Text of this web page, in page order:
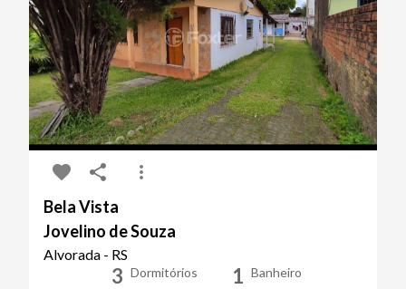
Bela Vista
Jovelino de Souza
Alvorada - RS
3 Dormitórios 1 Banheiro